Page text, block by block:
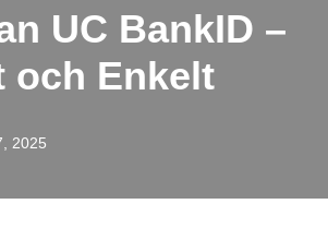
UC BankID –
och Enkelt
2025